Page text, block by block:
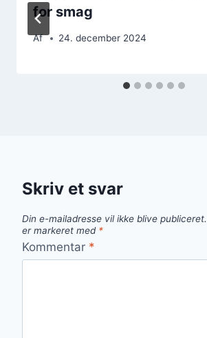
for smag
Af 24. december 2024
Skriv et svar
Din e-mailadresse vil ikke blive publiceret.
er markeret med *
Kommentar *